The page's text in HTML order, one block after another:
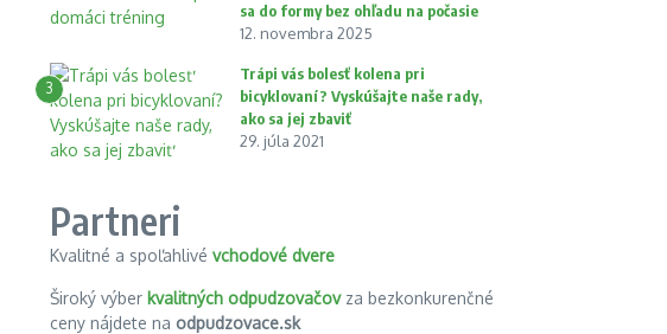
sa do formy bez ohľadu na počasie
12. novembra 2025
3
Trápi vás bolesť kolena pri
bicyklovaní? Vyskúšajte naše rady,
ako sa jej zbaviť
29. júla 2021
Partneri
Kvalitné a spoľahlivé vchodové dvere
Široký výber kvalitných odpudzovačovza bezkonkurenčné
ceny nájdete na odpudzovace.sk